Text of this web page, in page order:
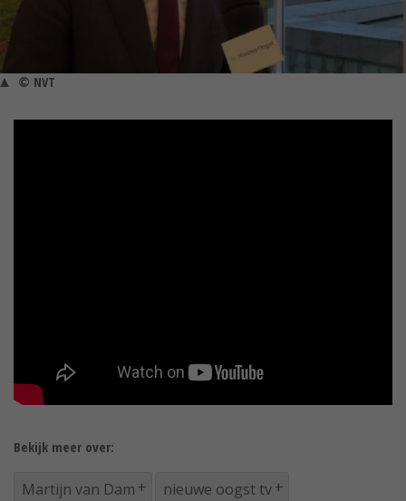
© NVT
Bekijk meer over:
Martijn van Dam nieuwe oogst tv